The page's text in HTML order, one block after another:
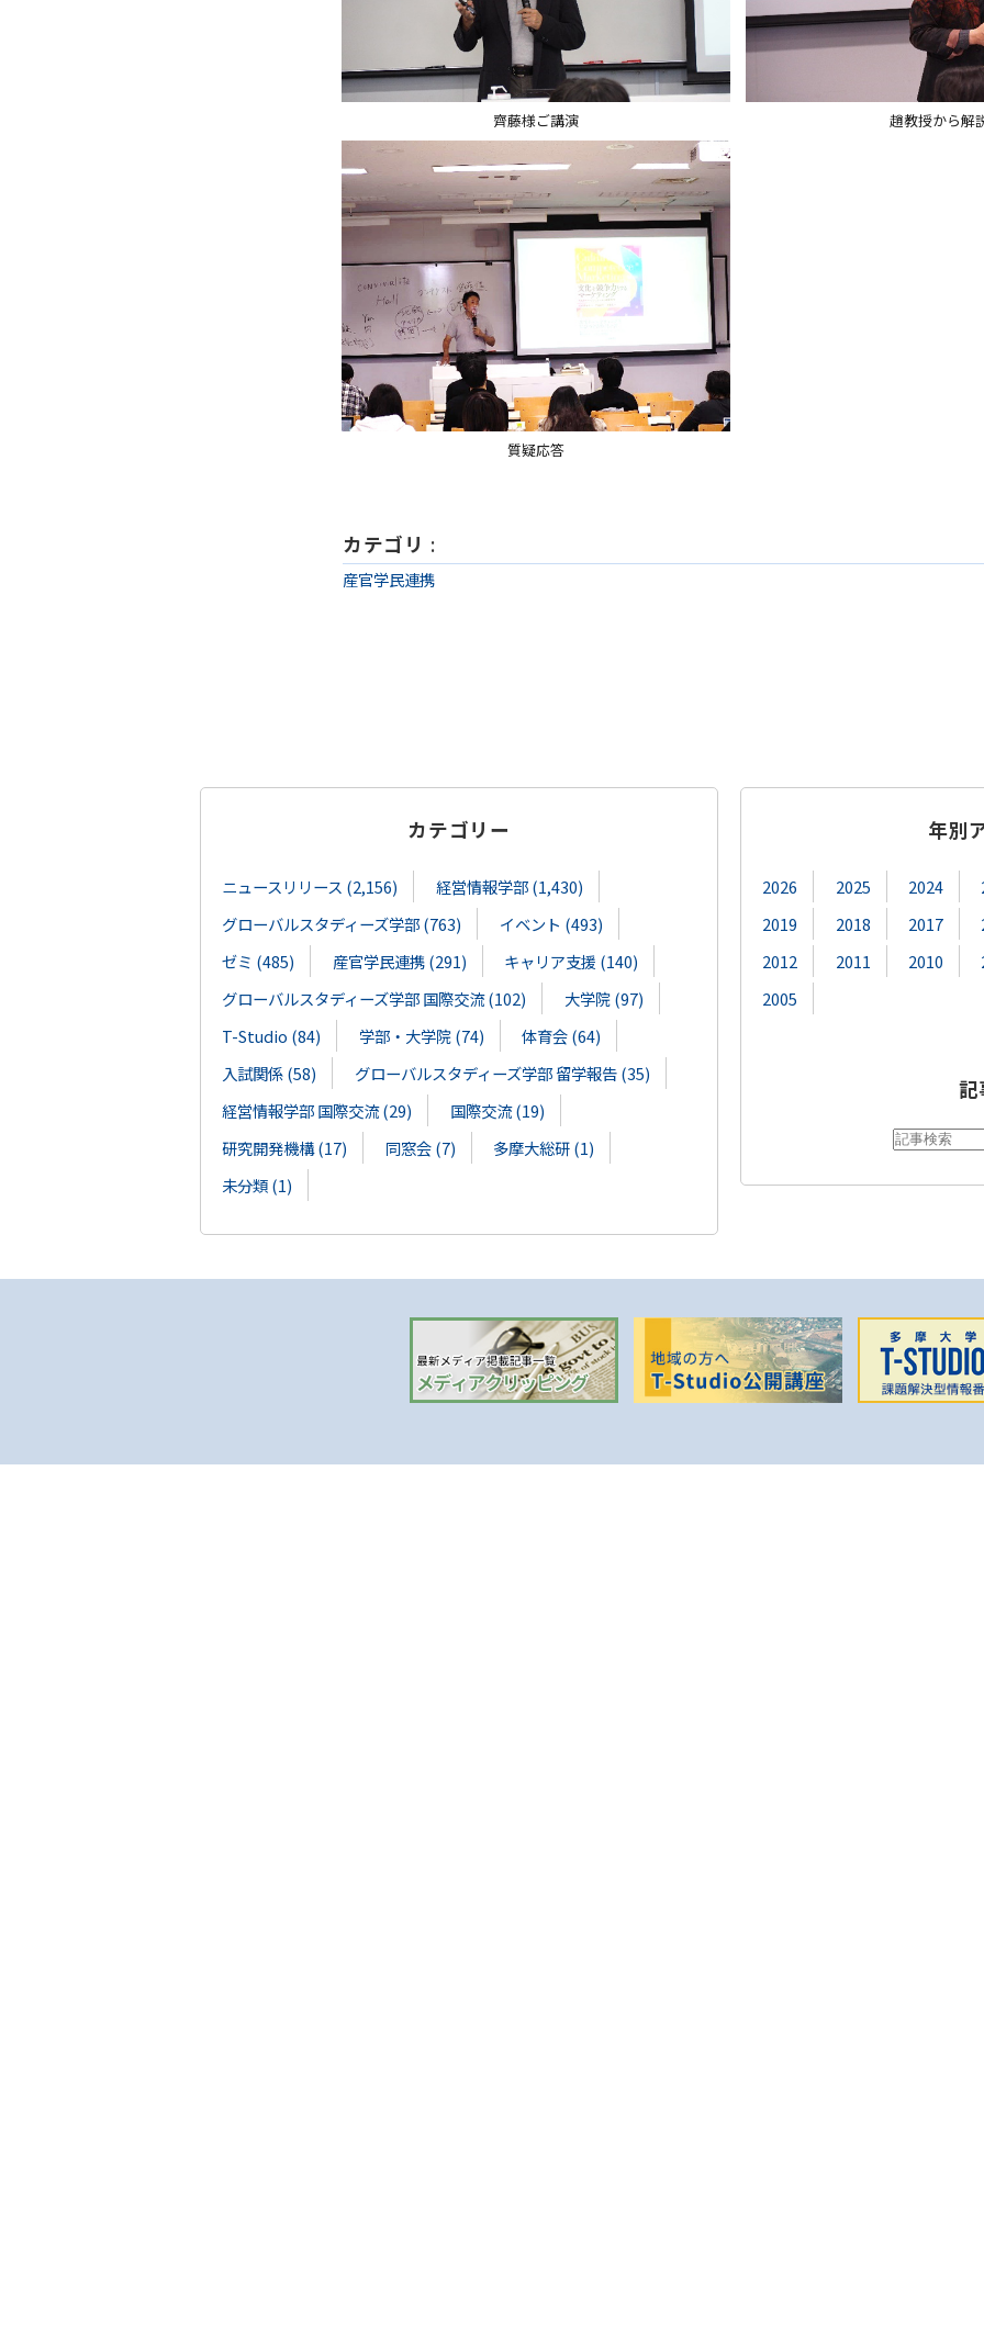
齊藤様ご講演 趙教授から解
質疑応答
カテゴリ :
産官学民連携
カテゴリー
ニュースリリース (2,156)
経営情報学部 (1,430)
グローバルスタディーズ学部 (763)
イベント (493)
ゼミ (485)
産官学民連携 (291)
キャリア支援 (140)
グローバルスタディーズ学部 国際交流 (102)
大学院 (97)
T-Studio (84)
学部・大学院 (74)
体育会 (64)
入試関係 (58)
グローバルスタディーズ学部 留学報告 (35)
経営情報学部 国際交流 (29)
国際交流 (19)
研究開発機構 (17)
同窓会 (7)
多摩大総研 (1)
未分類 (1)
年別
2026 2025 2024
2019
2018 2017
2012
2011 2010
2005